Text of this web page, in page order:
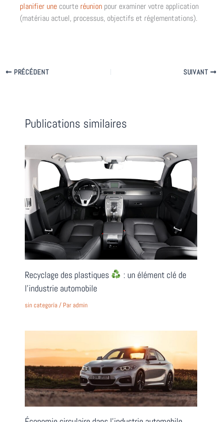
planifier une courte réunion pour examiner votre application
(matériau actuel, processus, objectifs et réglementations).
PRÉCÉDENT SUIVANT
Publications similaires
Recyclage des plastiques
: un élément clé de
l’industrie automobile
sin categoría/ Paradmin